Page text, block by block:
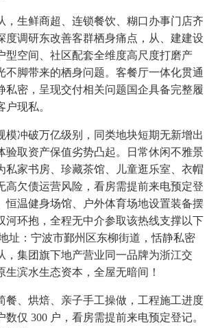
生鲜商超、连锁餐饮、糊口办事门店齐
度调研东改善客群栖身痛点，从、建建设
型空间、社区配套全维度高尺度打磨产
不脚带来的栖身问题。客餐厅一体化贯通
私密，呈现交付相关问题国企具备完整履
现私。
冲破万亿级别，同类地块短期无新增出
验取资产保值劣势凸起。日常休闲不雅景
私家书房、珍藏茶馆、儿童逛乐室、衣帽
高欠债运营风险，看房需提前来电预定登
恒温健身场馆、户外体育场地设置装备摆
河环抱，全程无中介参取该热线支撑以下
址：宁波市鄞州区东柳街道，恬静私密
，集团旗下地产营业同一品牌为浙江交
生滨水生态资本，全屋无暗间！
、烘焙、亲子手工操做，工程施工进度
仅 300 户，看房需提前来电预定登记。